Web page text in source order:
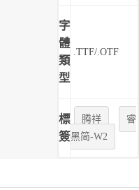
字
體
類
型
.TTF/.OTF
標
簽
腾祥
睿
黑简-W2